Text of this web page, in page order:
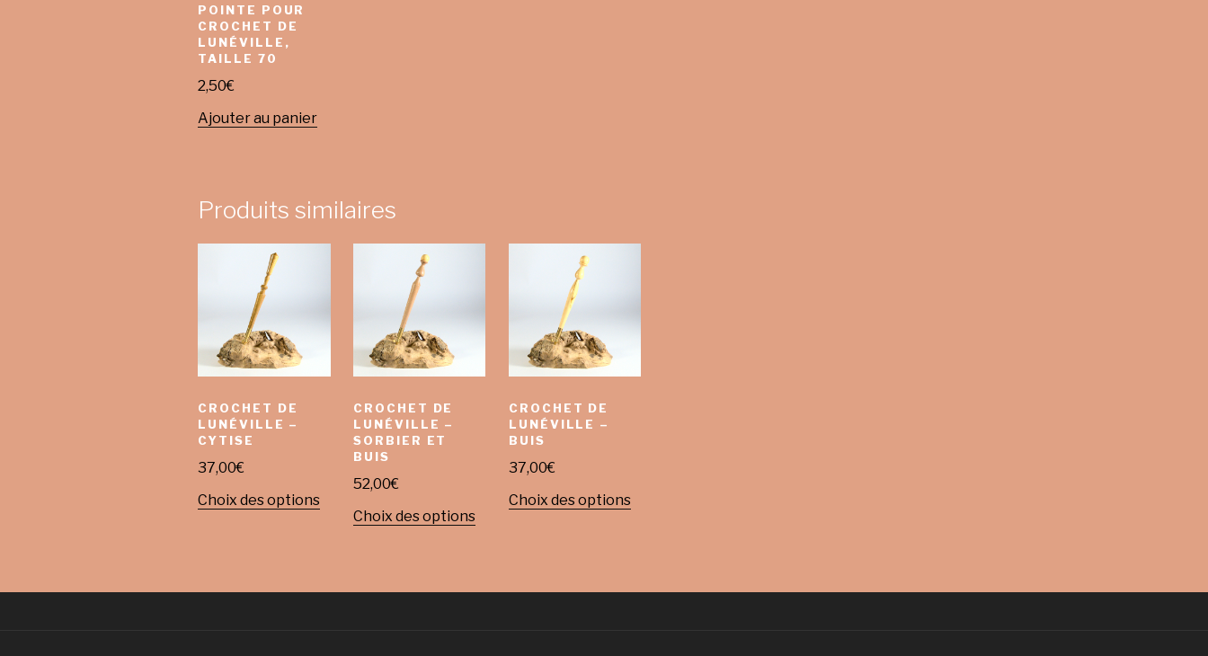
POINTE POUR
CROCHET DE
LUNÉVILLE,
TAILLE 70
2,50€
Ajouter au panier
Produits similaires
CROCHET DE
LUNÉVILLE –
CYTISE
37,00€
Choix des options
CROCHET DE
LUNÉVILLE –
SORBIER ET
BUIS
52,00€
Choix des options
CROCHET DE
LUNÉVILLE –
BUIS
37,00€
Choix des options